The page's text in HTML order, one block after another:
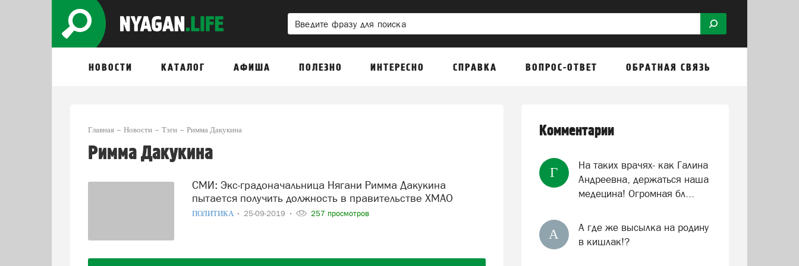
НОВОСТИ КАТАЛОГ АФИША ПОЛЕЗНО ИНТЕРЕСНО СПРАВКА ВОПРОС-ОТВЕТ ОБРАТНАЯ СВЯЗЬ
Главная Новости Тэги Римма Дакукина
Римма Дакукина
СМИ: Экс-градоначальница Нягани Римма Дакукина
пытается получить должность в правительстве ХМАО
ПОЛИТИКА 25-09-2019 257 просмотров
Комментарии
Г
На таких врачях- как Галина
Андреевна, держаться наша
медецина! Огромная бл...
А
А где же высылка на родину
в кишлак!?